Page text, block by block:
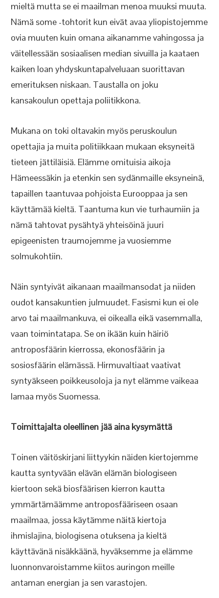
mieltä mutta se ei maailman menoa muuksi muuta.
Nämä some -tohtorit kun eivät avaa yliopistojemme
ovia muuten kuin omana aikanamme vahingossa ja
väitellessään sosiaalisen median sivuilla ja kaataen
kaiken loan yhdyskuntapalveluaan suorittavan
emerituksen niskaan. Taustalla on joku
kansakoulun opettaja poliitikkona.
Mukana on toki oltavakin myös peruskoulun
opettajia ja muita politiikkaan mukaan eksyneitä
tieteen jättiläisiä. Elämme omituisia aikoja
Hämeessäkin ja etenkin sen sydänmaille eksyneinä,
tapaillen taantuvaa pohjoista Eurooppaa ja sen
käyttämää kieltä. Taantuma kun vie turhaumiin ja
nämä tahtovat pysähtyä yhteisöinä juuri
epigeenisten traumojemme ja vuosiemme
solmukohtiin.
Näin syntyivät aikanaan maailmansodat ja niiden
oudot kansakuntien julmuudet. Fasismi kun ei ole
arvo tai maailmankuva, ei oikealla eikä vasemmalla,
vaan toimintatapa. Se on ikään kuin häiriö
antroposfäärin kierrossa, ekonosfäärin ja
sosiosfäärin elämässä. Hirmuvaltiaat vaativat
syntyäkseen poikkeusoloja ja nyt elämme vaikeaa
lamaa myös Suomessa.
Toimittajalta oleellinen jää aina kysymättä
Toinen väitöskirjani liittyykin näiden kiertojemme
kautta syntyvään elävän elämän biologiseen
kiertoon sekä biosfäärisen kierron kautta
ymmärtämäämme antroposfääriseen osaan
maailmaa, jossa käytämme näitä kiertoja
ihmislajina, biologisena otuksena ja kieltä
käyttävänä nisäkkäänä, hyväksemme ja elämme
luonnonvaroistamme kiitos auringon meille
antaman energian ja sen varastojen.